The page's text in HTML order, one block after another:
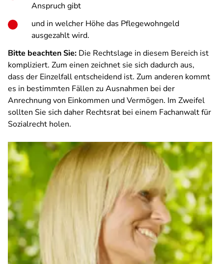
Anspruch gibt
und in welcher Höhe das Pflegewohngeld
ausgezahlt wird.
Bitte beachten Sie: Die Rechtslage in diesem Bereich ist
kompliziert. Zum einen zeichnet sie sich dadurch aus,
dass der Einzelfall entscheidend ist. Zum anderen kommt
es in bestimmten Fällen zu Ausnahmen bei der
Anrechnung von Einkommen und Vermögen. Im Zweifel
sollten Sie sich daher Rechtsrat bei einem Fachanwalt für
Sozialrecht holen.